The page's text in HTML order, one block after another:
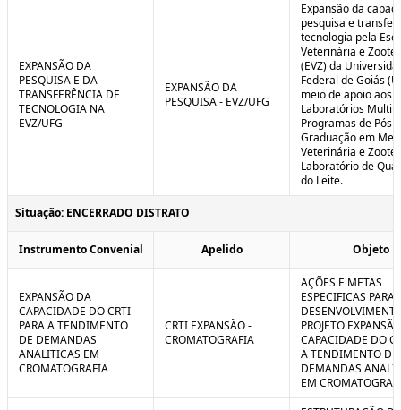
EXPANSÃO DA
PESQUISA E DA
TRANSFERÊNCIA DE
TECNOLOGIA NA
EVZ/UFG
EXPANSÃO DA
PESQUISA - EVZ/UFG
Expansão da
pesquisa e
tecnologia pela
Veterinária e
(EVZ) da
Federal de Goiás
meio de apoio aos
Laboratórios
Programas de Pós-
Graduação em
Veterinária e
Laboratório de
do Leite.
Situação: ENCERRADO DISTRATO
Instrumento Convenial Apelido Objeto
EXPANSÃO DA
CAPACIDADE DO CRTI
PARA A TENDIMENTO
DE DEMANDAS
ANALITICAS EM
CROMATOGRAFIA
CRTI EXPANSÃO -
CROMATOGRAFIA
AÇÕES E METAS
ESPECIFICAS PARA
PROJETO
CAPACIDADE DO
A TENDIMENTO DE
DEMANDAS
EM